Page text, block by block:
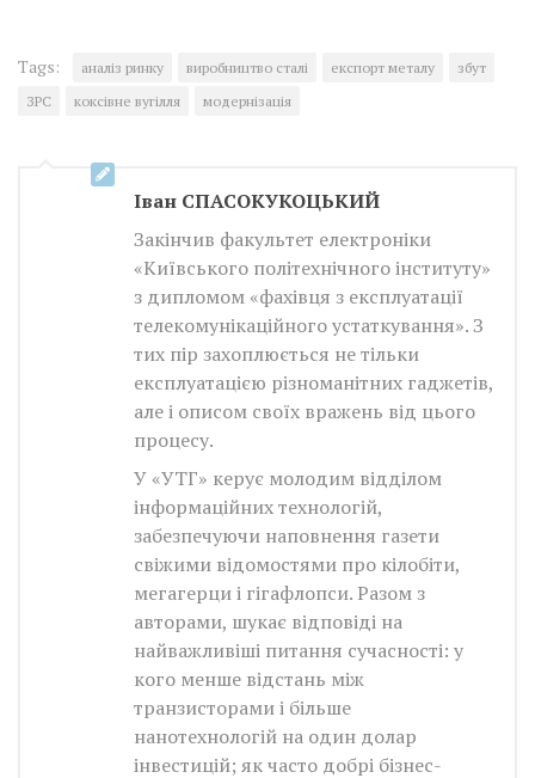
Tags: аналіз ринку виробництво сталі експорт металу
збут
ЗРС
коксівне вугілля модернізація
Iван СПАСОКУКОЦЬКИЙ
Закінчив факультет електроніки
«Київського політехнічного інституту»
з дипломом «фахівця з експлуатації
телекомунікаційного устаткування». З
тих пір захоплюється не тільки
експлуатацією різноманітних гаджетів,
але і описом своїх вражень від цього
процесу.
У «УТГ» керує молодим відділом
інформаційних технологій,
забезпечуючи наповнення газети
свіжими відомостями про кілобіти,
мегагерци і гігафлопси. Разом з
авторами, шукає відповіді на
найважливіші питання сучасності: у
кого менше відстань між
транзисторами і більше
нанотехнологій на один долар
інвестицій; як часто добрі бізнес-